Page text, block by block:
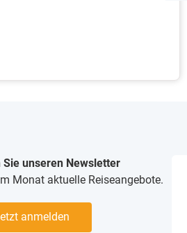
unseren Newsletter
Monat aktuelle Reiseangebote.
anmelden